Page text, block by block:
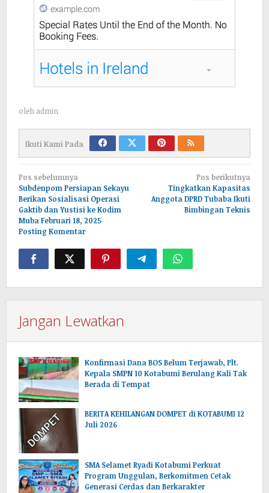
oleh admin
Ikuti Kami Pada
Navigasi
pos
Pos sebelumnya
Subdenpom Persiapan Sekayu
Berikan Sosialisasi Operasi
Gaktib dan Yustisi ke Kodim
Muba Februari 18, 2025
Posting Komentar
Pos berikutnya
Tingkatkan Kapasitas
Anggota DPRD Tubaba Ikuti
Bimbingan Teknis
Jangan Lewatkan
Konfirmasi Dana BOS Belum Terjawab, Plt.
Kepala SMPN 10 Kotabumi Berulang Kali Tak
Berada di Tempat
BERITA KEHILANGAN DOMPET di KOTABUMI 12
Juli 2026
SMA Selamet Ryadi Kotabumi Perkuat
Program Unggulan, Berkomitmen Cetak
Generasi Cerdas dan Berkarakter